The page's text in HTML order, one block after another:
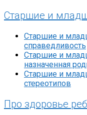
Старшие и
Старшие и
справедливость
Старшие и
назначенная
Старшие и
стереотипов
Про здоровье